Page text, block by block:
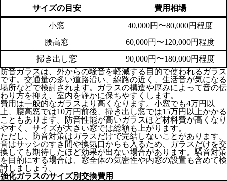
サイズの目安
費用相場
小窓
40,000円〜80,000円程度
腰高窓
60,000円〜120,000円程度
掃き出し窓
90,000円〜180,000円程度
防音ガラスは、外からの騒音を軽減する目的で使われるガラス
です。交通量の多い道路沿い、線路の近く、生活音が気になる
場所などで検討されます。ガラスの構造や厚みによって音の伝
わり方を抑え、室内を静かに保ちやすくします。
費用は一般的なガラスより高くなります。小窓でも4万円以
上、腰高窓では10万円前後、掃き出し窓では15万円以上かかる
こともあります。防音性能が高いガラスほど材料費が高くなり
やすく、サイズが大きい窓では総額も上がります。
ただし、防音対策はガラスだけで完結しないことがあります。
音はサッシのすき間や換気口からも入るため、ガラスだけを交
換しても期待したほど効果が出ない場合があります。騒音対策
を目的にする場合は、窓全体の気密性や内窓の設置も含めて検
討しましょう。
強化ガラスのサイズ別交換費用